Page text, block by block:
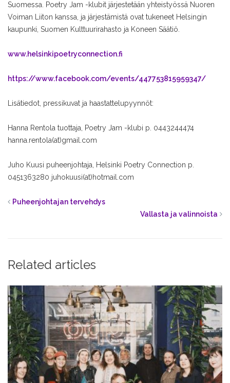
Suomessa. Poetry Jam -klubit järjestetään yhteistyössä Nuoren
Voiman Liiton kanssa, ja järjestämistä ovat tukeneet Helsingin
kaupunki, Suomen Kulttuurirahasto ja Koneen Säätiö.
www.helsinkipoetryconnection.fi
https://www.facebook.com/events/447753815959347/
Lisätiedot, pressikuvat ja haastattelupyynnöt:
Hanna Rentola tuottaja, Poetry Jam -klubi p. 0443244474
hanna.rentola(at)gmail.com
Juho Kuusi puheenjohtaja, Helsinki Poetry Connection p.
0451363280 juhokuusi(at)hotmail.com
Puheenjohtajan tervehdys
Vallasta ja valinnoista
Related articles